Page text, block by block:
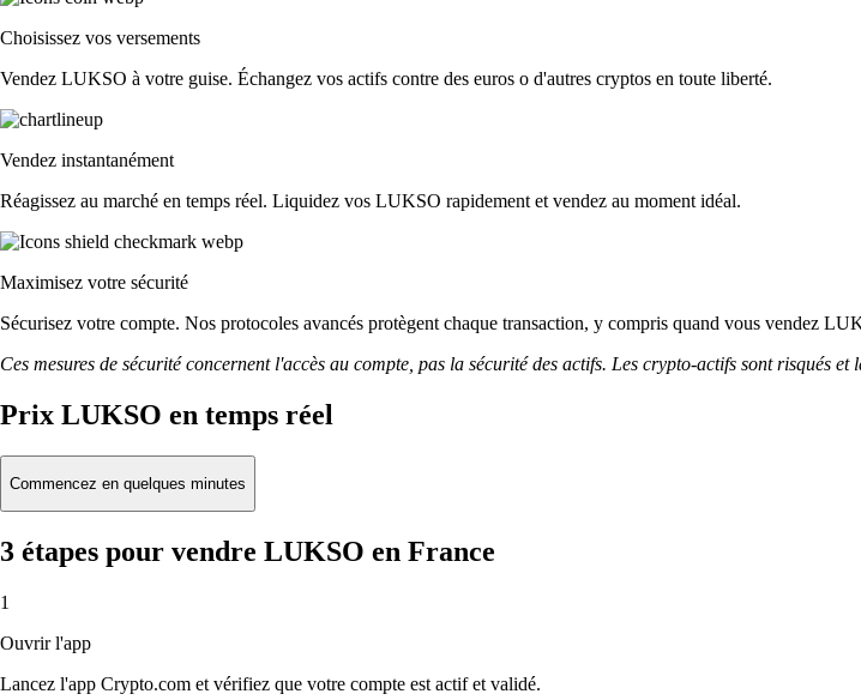
Choisissez vos versements
Vendez LUKSO à votre guise. Échangez vos actifs contre des euros o d'autres cryptos en toute liberté.
Vendez instantanément
Réagissez au marché en temps réel. Liquidez vos LUKSO rapidement et vendez au moment idéal.
Maximisez votre sécurité
Sécurisez votre compte. Nos protocoles avancés protègent chaque transaction, y compris quand vous vendez
Ces mesures de sécurité concernent l'accès au compte, pas la sécurité des actifs. Les crypto-actifs sont risqués
Prix LUKSO en temps réel
Commencez en quelques minutes
3 étapes pour vendre LUKSO en France
1
Ouvrir l'app
Lancez l'app Crypto.com et vérifiez que votre compte est actif et validé.